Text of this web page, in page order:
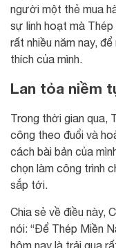
người một thẻ mua
sự linh hoạt mà
rất nhiều năm nay,
thích của mình.
Lan tỏa niềm
Trong thời gian qua,
công theo đuổi và
cách bài bản của
chọn làm công trình
sắp tới.
Chia sẻ về điều này,
nói: “Để Thép Miền
hôm nay là trải qua